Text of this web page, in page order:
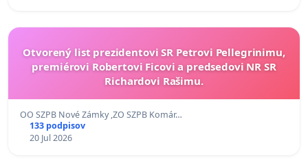
Otvorený list prezidentovi SR Petrovi Pellegrinimu,
premiérovi Robertovi Ficovi a predsedovi NR SR
Richardovi Rašimu.
OO SZPB Nové Zámky ,ZO SZPB Komár…
133 podpisov
20 Jul 2026